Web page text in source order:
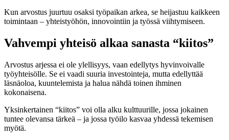
Kun arvostus juurtuu osaksi työpaikan arkea, se heijastuu kaikkeen
toimintaan – yhteistyöhön, innovointiin ja työssä viihtymiseen.
Vahvempi yhteisö alkaa sanasta “kiitos”
Arvostus arjessa ei ole ylellisyys, vaan edellytys hyvinvoivalle
työyhteisölle. Se ei vaadi suuria investointeja, mutta edellyttää
läsnäoloa, kuuntelemista ja halua nähdä toinen ihminen
kokonaisena.
Yksinkertainen “kiitos” voi olla alku kulttuurille, jossa jokainen
tuntee olevansa tärkeä – ja jossa työilo kasvaa yhdessä tekemisen
myötä.